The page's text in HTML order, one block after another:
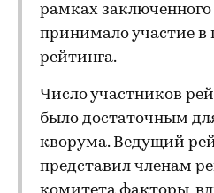
рамках
принимало участие в
рейтинга.
Число участников
было достаточным
кворума. Ведущий
представил членам